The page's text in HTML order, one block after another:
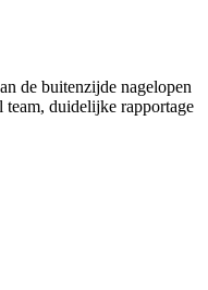
de buitenzijde nagelopen
team, duidelijke rapportage